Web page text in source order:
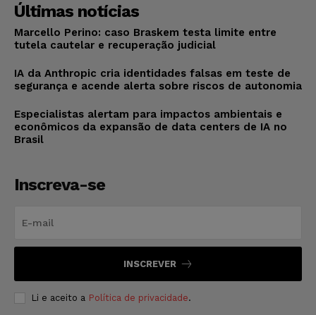
Últimas notícias
Marcello Perino: caso Braskem testa limite entre
tutela cautelar e recuperação judicial
IA da Anthropic cria identidades falsas em teste de
segurança e acende alerta sobre riscos de autonomia
Especialistas alertam para impactos ambientais e
econômicos da expansão de data centers de IA no
Brasil
Inscreva-se
INSCREVER
Li e aceito a Política de privacidade.